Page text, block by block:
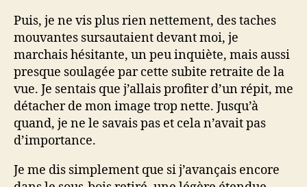
Puis, je ne vis plus rien nettement, des taches
mouvantes sursautaient devant moi, je
marchais hésitante, un peu inquiète, mais aussi
presque soulagée par cette subite retraite de la
vue. Je sentais que j’allais profiter d’un répit, me
détacher de mon image trop nette. Jusqu’à
quand, je ne le savais pas et cela n’avait pas
d’importance.
Je me dis simplement que si j’avançais encore